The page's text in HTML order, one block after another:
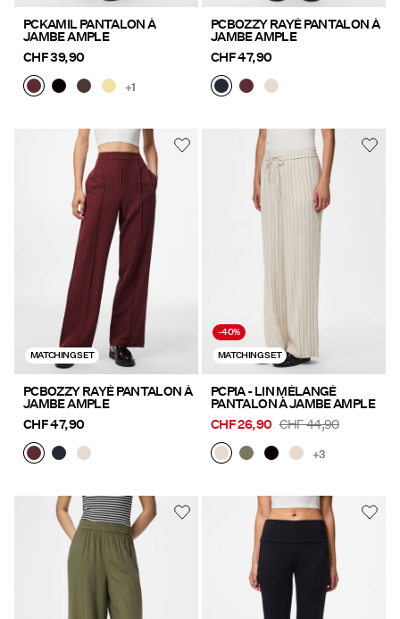
PCKAMIL PANTALON À
JAMBE AMPLE
CHF 39,90
+1
PCBOZZY RAYÉ PANTALON À
JAMBE AMPLE
CHF 47,90
MATCHING SET
PCBOZZY RAYÉ PANTALON À
JAMBE AMPLE
CHF 47,90
-40%
MATCHING SET
PCPIA - LIN MÉLANGÉ
PANTALON À JAMBE AMPLE
CHF 26,90 CHF 44,90
+3